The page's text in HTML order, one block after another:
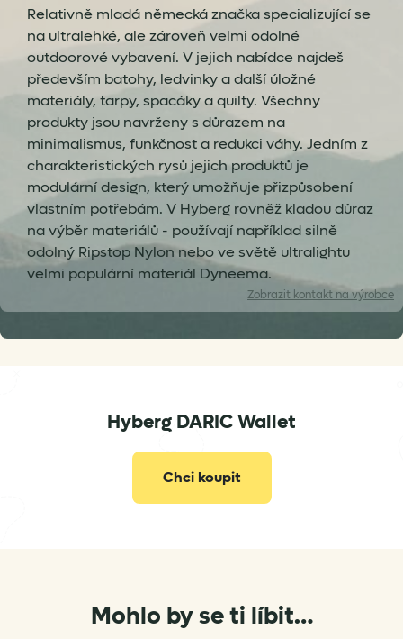
Relativně mladá německá značka specializující se
na ultralehké, ale zároveň velmi odolné
outdoorové vybavení. V jejich nabídce najdeš
především batohy, ledvinky a další úložné
materiály, tarpy, spacáky a quilty. Všechny
produkty jsou navrženy s důrazem na
minimalismus, funkčnost a redukci váhy. Jedním z
charakteristických rysů jejich produktů je
modulární design, který umožňuje přizpůsobení
vlastním potřebám. V Hyberg rovněž kladou důraz
na výběr materiálů - používají například silně
odolný Ripstop Nylon nebo ve světě ultralightu
velmi populární materiál Dyneema.
Zobrazit kontakt na výrobce
Hyberg DARIC Wallet
Chci koupit
Mohlo by se ti líbit…